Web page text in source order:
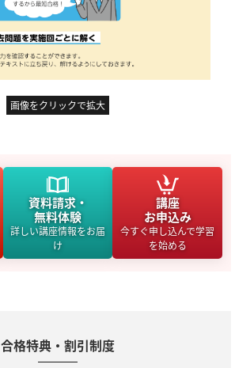
画像をクリックで拡大
資料請求・
無料体験
詳しい講座情報をお届
け
講座
お申込み
今すぐ申し込んで学習
を始める
合格特典・割引制度